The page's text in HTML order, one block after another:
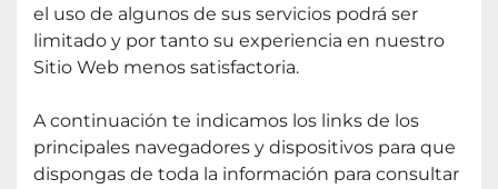
el uso de algunos de sus servicios podrá ser
limitado y por tanto su experiencia en nuestro
Sitio Web menos satisfactoria.
A continuación te indicamos los links de los
principales navegadores y dispositivos para que
dispongas de toda la información para consultar